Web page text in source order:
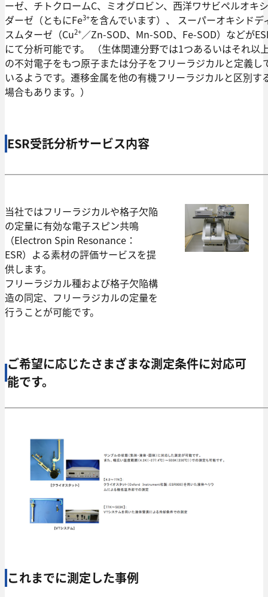
ーゼ、チトクロームC、ミオグロビン、西洋ワサビペルオキシ
ダーゼ（ともにFe3+を含んでいます）、 スーパーオキシドデ
スムターゼ（Cu2+／Zn-SOD、Mn-SOD、Fe-SOD）などが
にて分析可能です。 （生体関連分野では1つあるいはそれ以
の不対電子をもつ原子または分子をフリーラジカルと定義し
いるようです。遷移金属を他の有機フリーラジカルと区別す
場合もあります。）
ESR受託分析サービス内容
当社ではフリーラジカルや格子欠陥
の定量に有効な電子スピン共鳴
（Electron Spin Resonance：
ESR）よる素材の評価サービスを提
供します。
フリーラジカル種および格子欠陥構
造の同定、フリーラジカルの定量を
行うことが可能です。
ご希望に応じたさまざまな測定条件に対応可
能です。
これまでに測定した事例